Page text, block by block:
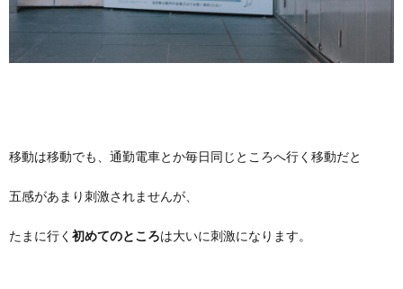
移動は移動でも、通勤電車とか毎日同じところへ行く移動だと
五感があまり刺激されませんが、
たまに行く 初めてのところは大いに刺激になります。